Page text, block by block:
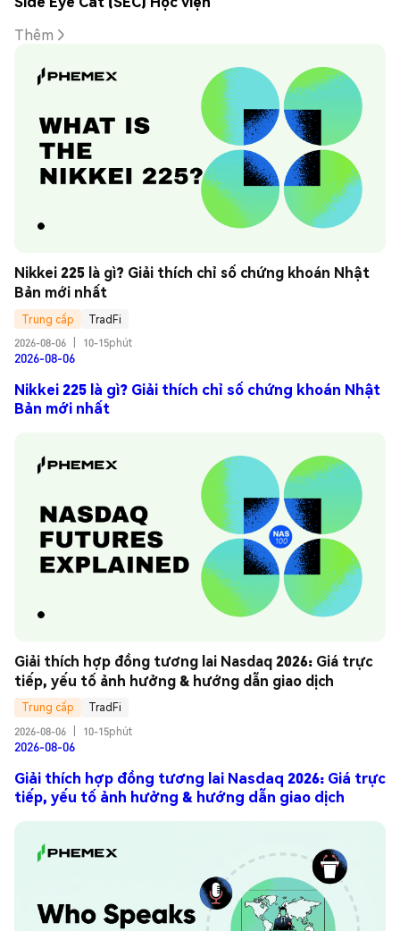
Thêm
Nikkei 225 là gì? Giải thích chỉ số chứng khoán Nhật
Bản mới nhất
Trung cấp
TradFi
2026-08-06
10-15phút
2026-08-06
Nikkei 225 là gì? Giải thích chỉ số chứng khoán Nhật
Bản mới nhất
Giải thích hợp đồng tương lai Nasdaq 2026: Giá trực
tiếp, yếu tố ảnh hưởng & hướng dẫn giao dịch
Trung cấp
TradFi
2026-08-06
10-15phút
2026-08-06
Giải thích hợp đồng tương lai Nasdaq 2026: Giá trực
tiếp, yếu tố ảnh hưởng & hướng dẫn giao dịch